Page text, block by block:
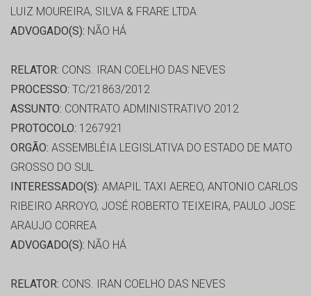
LUIZ MOUREIRA, SILVA & FRARE LTDA
ADVOGADO(S): NÃO HÁ
RELATOR: CONS. IRAN COELHO DAS NEVES
PROCESSO: TC/21863/2012
ASSUNTO: CONTRATO ADMINISTRATIVO 2012
PROTOCOLO: 1267921
ORGÃO: ASSEMBLÉIA LEGISLATIVA DO ESTADO DE MATO
GROSSO DO SUL
INTERESSADO(S): AMAPIL TAXI AEREO, ANTONIO CARLOS
RIBEIRO ARROYO, JOSÉ ROBERTO TEIXEIRA, PAULO JOSE
ARAUJO CORREA
ADVOGADO(S): NÃO HÁ
RELATOR: CONS. IRAN COELHO DAS NEVES